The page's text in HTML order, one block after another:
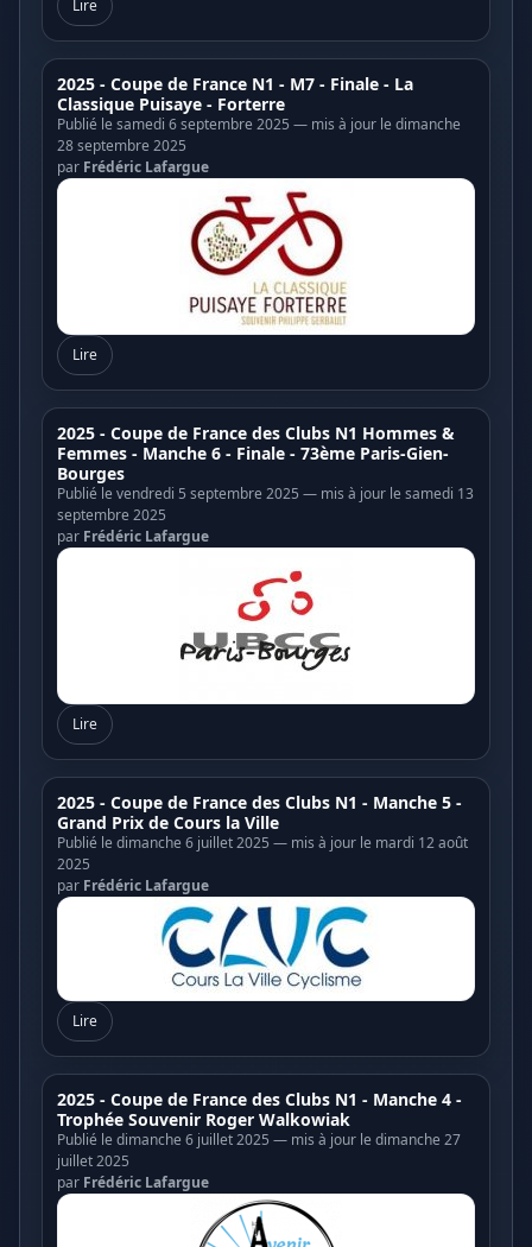
Lire
2025 - Coupe de France N1 - M7 - Finale - La
Classique Puisaye - Forterre
Publié le samedi 6 septembre 2025 — mis à jour le dimanche
28 septembre 2025
par Frédéric Lafargue
Lire
2025 - Coupe de France des Clubs N1 Hommes &
Femmes - Manche 6 - Finale - 73ème Paris-Gien-
Bourges
Publié le vendredi 5 septembre 2025 — mis à jour le samedi 13
septembre 2025
par Frédéric Lafargue
Lire
2025 - Coupe de France des Clubs N1 - Manche 5 -
Grand Prix de Cours la Ville
Publié le dimanche 6 juillet 2025 — mis à jour le mardi 12 août
2025
par Frédéric Lafargue
Lire
2025 - Coupe de France des Clubs N1 - Manche 4 -
Trophée Souvenir Roger Walkowiak
Publié le dimanche 6 juillet 2025 — mis à jour le dimanche 27
juillet 2025
par Frédéric Lafargue